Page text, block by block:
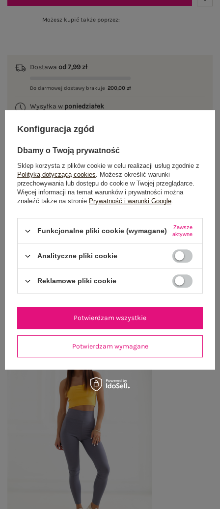
Możesz kupić także poprzez:
Dostawa od 7,99 zł
Do darmowej dostawy brakuje 200,00 zł
Wysyłka w poniedziałek
100 dni na zwrot
OPIS PRODUKTU
GŁÓWNE PARAMETRY
OPINIE O PRODUKCIE (0)
OSTATNIO OGLĄDANE
Konfiguracja zgód
Dbamy o Twoją prywatność
Sklep korzysta z plików cookie w celu realizacji usług zgodnie z
Polityką dotyczącą cookies. Możesz określić warunki
przechowywania lub dostępu do cookie w Twojej przeglądarce.
Więcej informacji na temat warunków i prywatności można
znaleźć także na stronie Prywatność i warunki Google.
Funkcjonalne pliki cookie (wymagane)
Zawsze
aktywne
Analityczne pliki cookie
Reklamowe pliki cookie
Potwierdzam wymagane
Potwierdzam wszystkie